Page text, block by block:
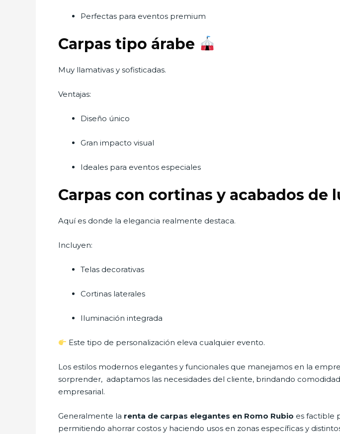
Perfectas para eventos premium
Carpas tipo árabe
Muy llamativas y sofisticadas.
Ventajas:
Diseño único
Gran impacto visual
Ideales para eventos especiales
Carpas con cortinas y acabados de
Aquí es donde la elegancia realmente destaca.
Incluyen:
Telas decorativas
Cortinas laterales
Iluminación integrada
Este tipo de personalización eleva cualquier evento.
Los estilos modernos elegantes y funcionales que manejamos en la
sorprender, adaptamos las necesidades del cliente, brindando
empresarial.
Generalmente la renta de carpas elegantes en Romo Rubio es factible
permitiendo ahorrar costos y haciendo usos en zonas específicas y